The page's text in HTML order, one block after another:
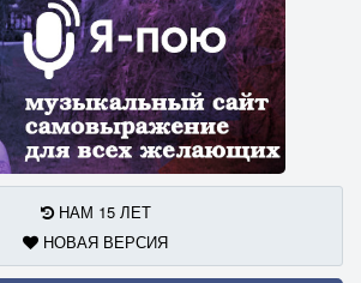
НАМ 15 ЛЕТ
НОВАЯ ВЕРСИЯ